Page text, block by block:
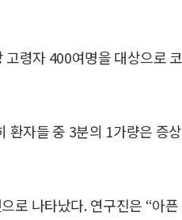
령자 400여명을 대상으로
환자들 중 3분의 1가량은 증
로 나타났다. 연구진은 “아